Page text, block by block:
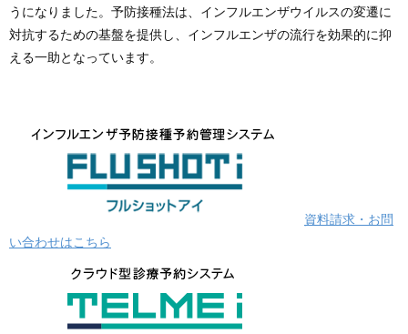
うになりました。予防接種法は、インフルエンザウイルスの変遷に
対抗するための基盤を提供し、インフルエンザの流行を効果的に抑
える一助となっています。
資料請求・お問
い合わせはこちら